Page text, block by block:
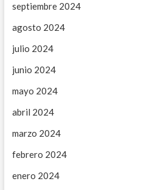
septiembre 2024
agosto 2024
julio 2024
junio 2024
mayo 2024
abril 2024
marzo 2024
febrero 2024
enero 2024